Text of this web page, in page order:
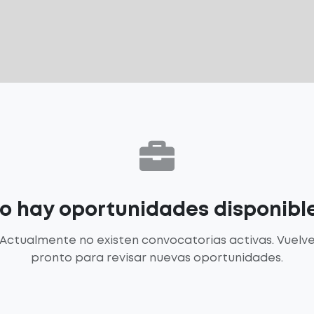
hay oportunidades
no existen convocatorias activas.
pronto para revisar nuevas oportunidades.